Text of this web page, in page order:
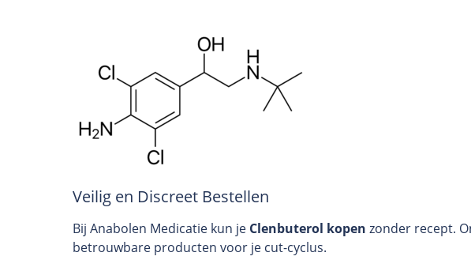
Veilig en Discreet Bestellen
Bij Anabolen Medicatie kun je Clenbuterol kopen zonder recept.
betrouwbare producten voor je cut-cyclus.